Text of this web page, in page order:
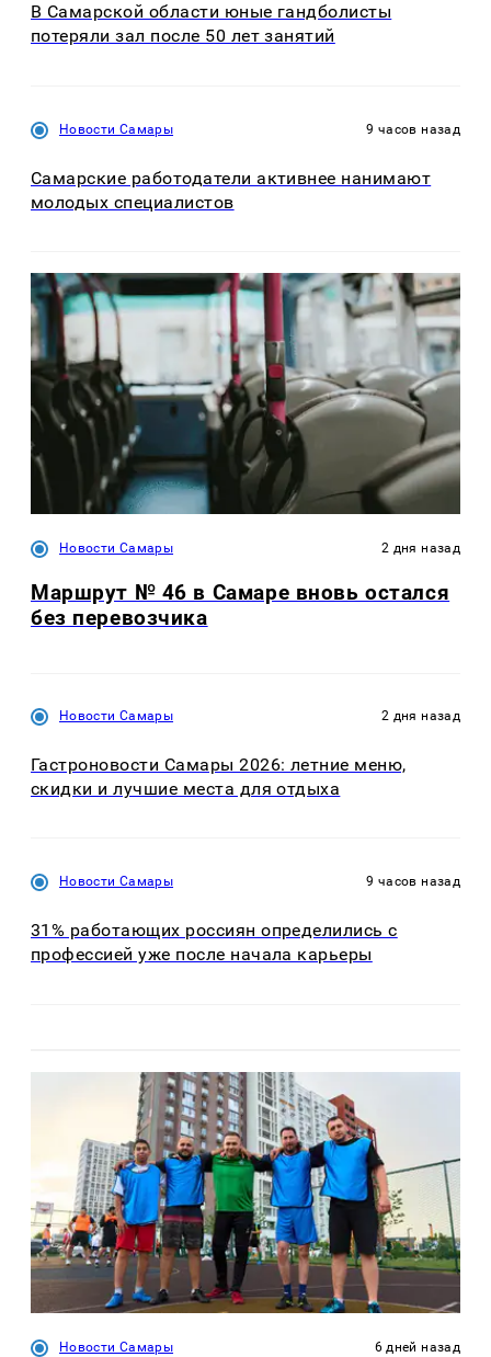
В Самарской области юные гандболисты
потеряли зал после 50 лет занятий
Новости Самары 9 часов назад
Самарские работодатели активнее нанимают
молодых специалистов
Новости Самары 2 дня назад
Маршрут № 46 в Самаре вновь остался
без перевозчика
Новости Самары 2 дня назад
Гастроновости Самары 2026: летние меню,
скидки и лучшие места для отдыха
Новости Самары 9 часов назад
31% работающих россиян определились с
профессией уже после начала карьеры
Новости Самары 6 дней назад